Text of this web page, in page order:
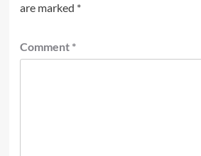
are marked *
Comment *